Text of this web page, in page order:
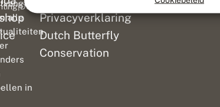
Privacyverklaring
Dutch Butterfly
Conservation
alle
in
|Duurzaam ontwikkeld door Go2People, ontworpen